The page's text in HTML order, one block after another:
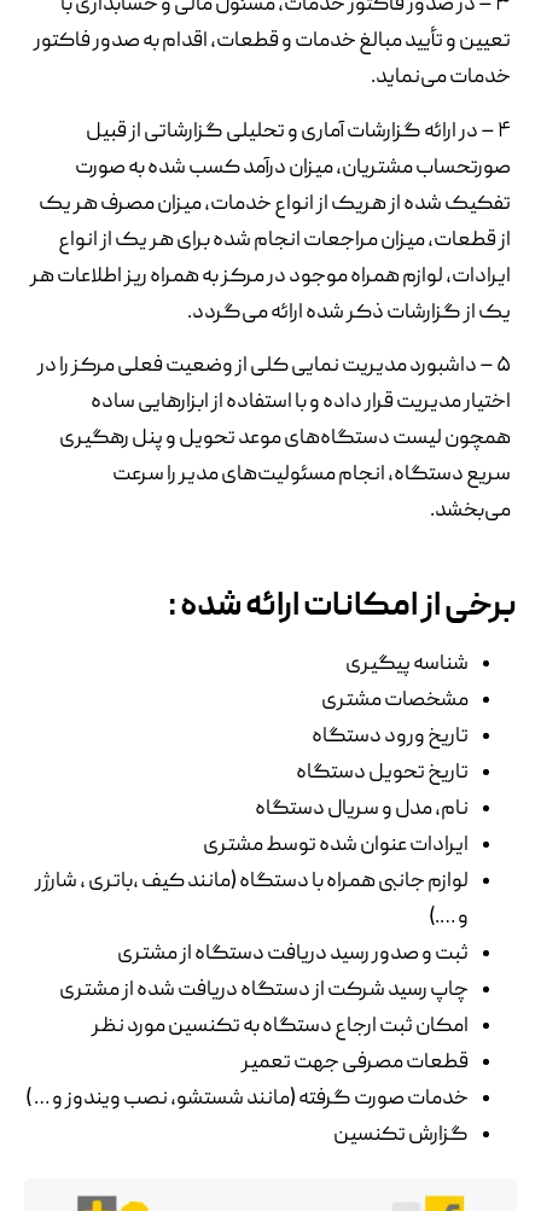
تعیین و تأیید مبالغ خدمات و قطعات، اقدام به صدور فاکتور
خدمات می‌نماید.
۴ – در ارائه گزارشات آماری و تحلیلی گزارشاتی از قبیل
صورتحساب مشتریان، میزان درآمد کسب شده به صورت
تفکیک شده از هریک از انواع خدمات، میزان مصرف هر یک
از قطعات، میزان مراجعات انجام شده برای هر یک از انواع
ایرادات، لوازم همراه موجود در مرکز به همراه ریز اطلاعات هر
یک از گزارشات ذکر شده ارائه می‌گردد.
۵ – داشبورد مدیریت نمایی کلی از وضعیت فعلی مرکز را در
اختیار مدیریت قرار داده و با استفاده از ابزارهایی ساده
همچون لیست دستگاه‌های موعد تحویل و پنل رهگیری
سریع دستگاه، انجام مسئولیت‌های مدیر را سرعت
می‌بخشد.
برخی از امکانات ارائه شده :
شناسه پیگیری
مشخصات مشتری
تاریخ ورود دستگاه
تاریخ تحویل دستگاه
نام، مدل و سریال دستگاه
ایرادات عنوان شده توسط مشتری
لوازم جانبی همراه با دستگاه (مانند کیف ،باتری ، شارژر
و ….)
ثبت و صدور رسید دریافت دستگاه از مشتری
چاپ رسید شرکت از دستگاه دریافت شده از مشتری
امکان ثبت ارجاع دستگاه به تکنسین مورد نظر
قطعات مصرفی جهت تعمیر
خدمات صورت گرفته (مانند شستشو، نصب ویندوز و … )
گزارش تکنسین